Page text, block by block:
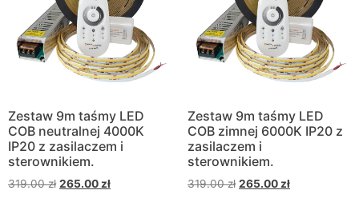
Zestaw 9m taśmy LED
COB neutralnej 4000K
IP20 z zasilaczem i
sterownikiem.
319.00zł 265.00 zł
Zestaw 9m taśmy LED
COB zimnej 6000K IP20 z
zasilaczem i
sterownikiem.
319.00zł 265.00 zł